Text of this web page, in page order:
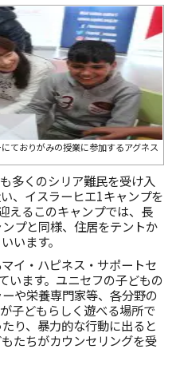
ておりがみの授業に参加するアグネス
多くのシリア難民を受け入
、イスラーヒエ1キャンプを
えるこのキャンプでは、長
プと同様、住居をテントか
います。
イ・ハピネス・サポートセ
います。ユニセフの子どもの
や栄養専門家等、各分野の
子どもらしく遊べる場所で
り、暴力的な行動に出ると
たちがカウンセリングを受